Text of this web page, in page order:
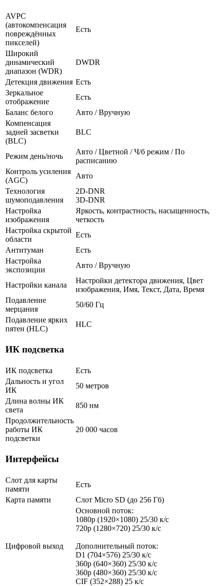
AVPC
(автокомпенсация
повреждённых
пикселей)
Есть
Широкий
динамический
диапазон (WDR)
DWDR
Детекция движения Есть
Зеркальное
отображение
Есть
Баланс белого
Авто / Вручную
Компенсация
задней засветки
(BLC)
BLC
Режим день/ночь
Авто / Цветной / Ч/б режим / По
расписанию
Контроль усиления
(AGC)
Авто
Технология
шумоподавления
2D-DNR
3D-DNR
Настройка
изображения
Яркость, контрастность, насыщенность,
четкость
Настройка скрытой
области
Есть
Антитуман
Есть
Настройка
экспозиции
Авто / Вручную
Настройки канала
Настройки детектора движения, Цвет
изображения, Имя, Текст, Дата, Время
Подавление
мерцания
50/60 Гц
Подавление ярких
пятен (HLC)
HLC
ИК подсветка
ИК подсветка
Есть
Дальность и угол
ИК
50 метров
Длина волны ИК
света
850 нм
Продолжительность
работы ИК
подсветки
20 000 часов
Интерфейсы
Слот для карты
памяти
Есть
Карта памяти
Слот Micro SD (до 256 Гб)
Цифровой выход
Основной поток:
1080p (1920×1080) 25/30 к/с
720p (1280×720) 25/30 к/с
Дополнительный поток:
D1 (704×576) 25/30 к/с
360p (640×360) 25/30 к/с
360p (480×360) 25/30 к/с
CIF (352×288) 25 к/с